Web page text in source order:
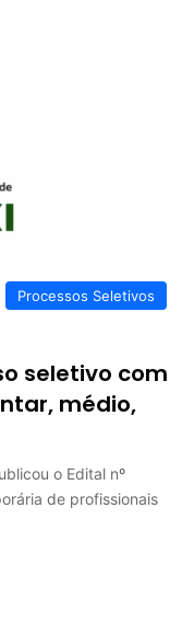
Processos Seletivos
seletivo com
médio,
o Edital nº
de profissionais